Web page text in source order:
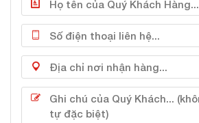
Mặt nạ Sakura còn loại bỏ tế
da, hỗ trợ xóa nếp nhăn hiệu quả.
Khả năng cấp nước vượt trội,
da khô sần, bong tróc.